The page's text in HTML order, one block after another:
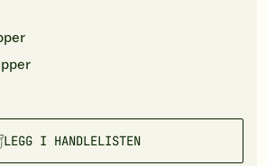
LEGG I HANDLELISTEN